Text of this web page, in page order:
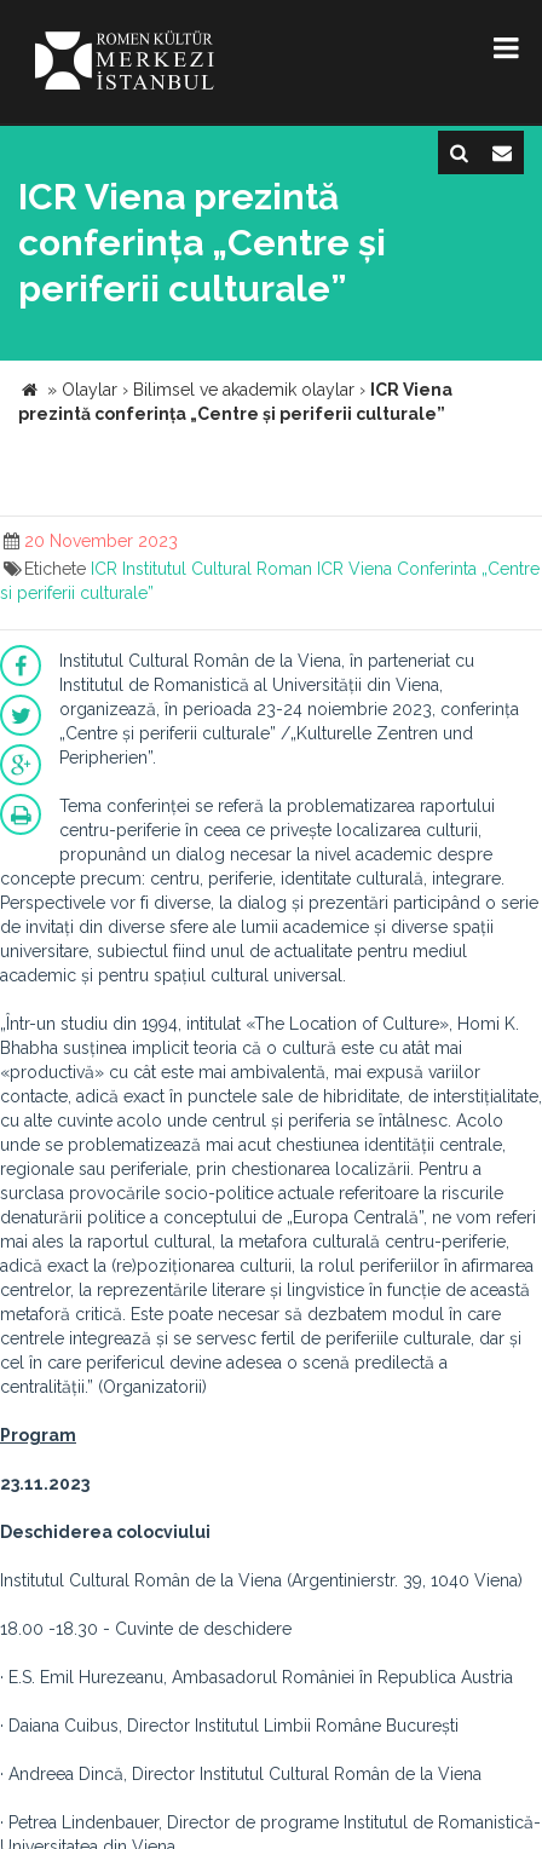
ICR Viena prezintă
conferința „Centre și
periferii culturale”
» Olaylar › Bilimsel ve akademik olaylar › ICR Viena
prezintă conferința „Centre și periferii culturale”
20 November 2023
Etichete ICR Institutul Cultural Roman ICR Viena Conferinta „Centre
si periferii culturale”
Institutul Cultural Român de la Viena, în parteneriat cu
Institutul de Romanistică al Universității din Viena,
organizează, în perioada 23-24 noiembrie 2023, conferința
„Centre și periferii culturale” /„Kulturelle Zentren und
Peripherien”.
Tema conferinței se referă la problematizarea raportului
centru-periferie în ceea ce privește localizarea culturii,
propunând un dialog necesar la nivel academic despre
concepte precum: centru, periferie, identitate culturală, integrare.
Perspectivele vor fi diverse, la dialog și prezentări participând o serie
de invitați din diverse sfere ale lumii academice și diverse spații
universitare, subiectul fiind unul de actualitate pentru mediul
academic și pentru spațiul cultural universal.
„Într-un studiu din 1994, intitulat «The Location of Culture», Homi K.
Bhabha susținea implicit teoria că o cultură este cu atât mai
«productivă» cu cât este mai ambivalentă, mai expusă variilor
contacte, adică exact în punctele sale de hibriditate, de interstițialitate,
cu alte cuvinte acolo unde centrul și periferia se întâlnesc. Acolo
unde se problematizează mai acut chestiunea identității centrale,
regionale sau periferiale, prin chestionarea localizării. Pentru a
surclasa provocările socio-politice actuale referitoare la riscurile
denaturării politice a conceptului de „Europa Centrală”, ne vom referi
mai ales la raportul cultural, la metafora culturală centru-periferie,
adică exact la (re)poziționarea culturii, la rolul periferiilor în afirmarea
centrelor, la reprezentările literare și lingvistice în funcție de această
metaforă critică. Este poate necesar să dezbatem modul în care
centrele integrează și se servesc fertil de periferiile culturale, dar și
cel în care perifericul devine adesea o scenă predilectă a
centralității.” (Organizatorii)
Program
23.11.2023
Deschiderea colocviului
Institutul Cultural Român de la Viena (Argentinierstr. 39, 1040 Viena)
18.00 -18.30 - Cuvinte de deschidere
· E.S. Emil Hurezeanu, Ambasadorul României în Republica Austria
· Daiana Cuibus, Director Institutul Limbii Române București
· Andreea Dincă, Director Institutul Cultural Român de la Viena
· Petrea Lindenbauer, Director de programe Institutul de Romanistică-